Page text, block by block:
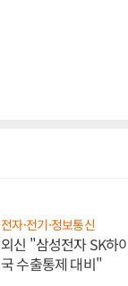
전자·전기·정보통신
외신 "삼성전자 SK하
국 수출통제 대비"